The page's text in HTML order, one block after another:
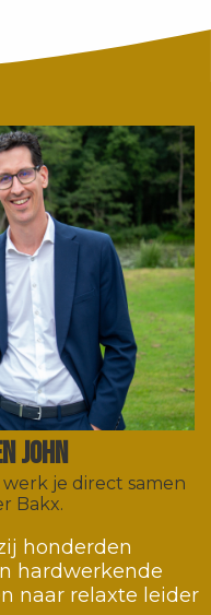
JOHN
je direct samen
Bakx.
honderden
hardwerkende
naar relaxte leider